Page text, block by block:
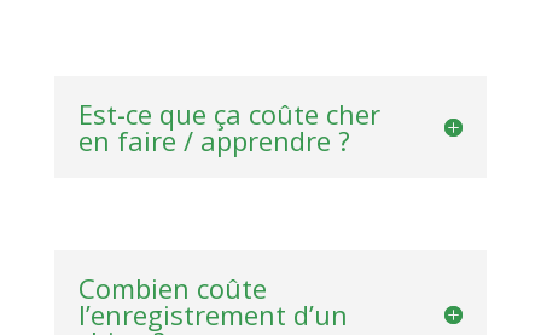
Est-ce que ça coûte cher
en faire / apprendre ?
Combien coûte
l’enregistrement d’un